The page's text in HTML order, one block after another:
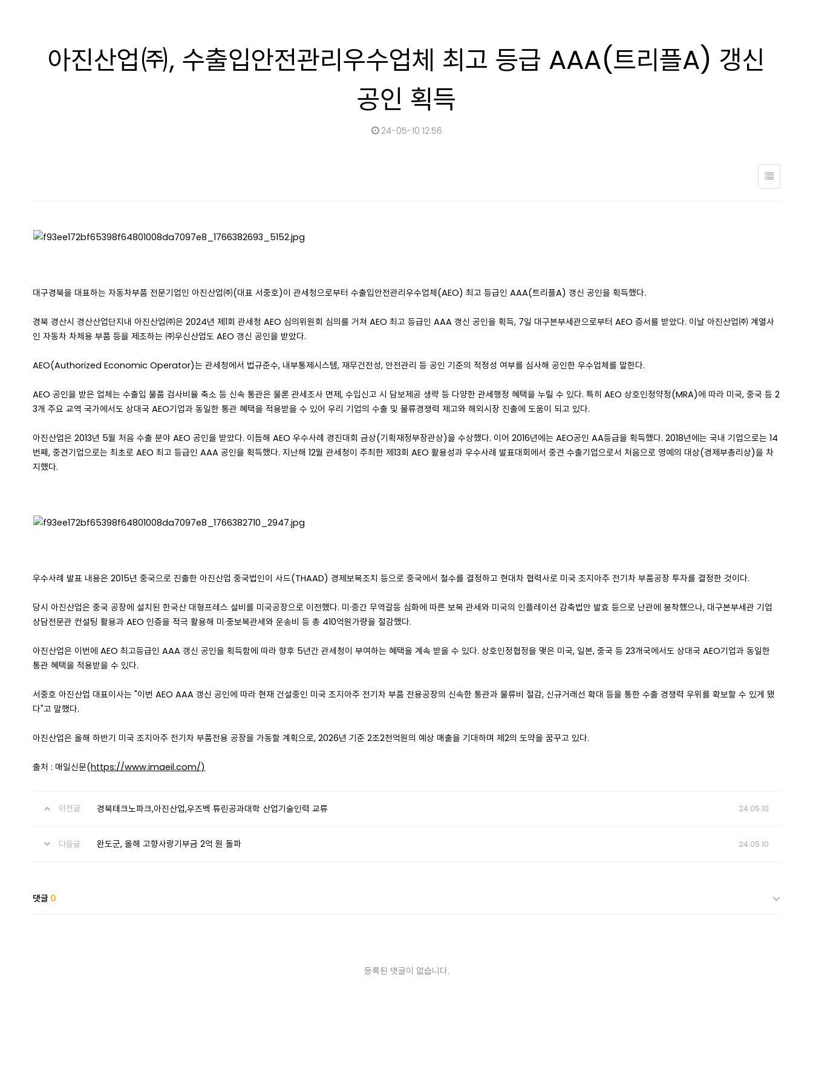
아진산업㈜, 수출입안전관리우수업체 최고 등급 AAA(트리플A) 갱신
공인 획득
24-05-10 12:56
대구경북을 대표하는 자동차부품 전문기업인 아진산업㈜(대표 서중호)이 관세청으로부터 수출입안전관리우수업체(AEO) 최고 등급인 AAA(트리플A) 갱신 공인을 획득했다.
경북 경산시 경산산업단지내 아진산업㈜은 2024년 제1회 관세청 AEO 심의위원회 심의를 거쳐 AEO 최고 등급인 AAA 갱신 공인을 획득, 7일 대구본부세관으로부터 AEO 증서를 받았다. 이날 아진산업㈜ 계열사
인 자동차 차체용 부품 등을 제조하는 ㈜우신산업도 AEO 갱신 공인을 받았다.
AEO(Authorized Economic Operator)는 관세청에서 법규준수, 내부통제시스템, 재무건전성, 안전관리 등 공인 기준의 적정성 여부를 심사해 공인한 우수업체를 말한다.
AEO 공인을 받은 업체는 수출입 물품 검사비율 축소 등 신속 통관은 물론 관세조사 면제, 수입신고 시 담보제공 생략 등 다양한 관세행정 혜택을 누릴 수 있다. 특히 AEO 상호인정약정(MRA)에 따라 미국, 중국 등 2
3개 주요 교역 국가에서도 상대국 AEO기업과 동일한 통관 혜택을 적용받을 수 있어 우리 기업의 수출 및 물류경쟁력 제고와 해외시장 진출에 도움이 되고 있다.
아진산업은 2013년 5월 처음 수출 분야 AEO 공인을 받았다. 이듬해 AEO 우수사례 경진대회 금상(기획재정부장관상)을 수상했다. 이어 2016년에는 AEO공인 AA등급을 획득했다. 2018년에는 국내 기업으로는 14
번째, 중견기업으로는 최초로 AEO 최고 등급인 AAA 공인을 획득했다. 지난해 12월 관세청이 주최한 제13회 AEO 활용성과 우수사례 발표대회에서 중견 수출기업으로서 처음으로 영예의 대상(경제부총리상)을 차
지했다.
우수사례 발표 내용은 2015년 중국으로 진출한 아진산업 중국법인이 사드(THAAD) 경제보복조치 등으로 중국에서 철수를 결정하고 현대차 협력사로 미국 조지아주 전기차 부품공장 투자를 결정한 것이다.
당시 아진산업은 중국 공장에 설치된 한국산 대형프레스 설비를 미국공장으로 이전했다. 미·중간 무역갈등 심화에 따른 보복 관세와 미국의 인플레이션 감축법안 발효 등으로 난관에 봉착했으나, 대구본부세관 기업
상담전문관 컨설팅 활용과 AEO 인증을 적극 활용해 미·중보복관세와 운송비 등 총 410억원가량을 절감했다.
아진산업은 이번에 AEO 최고등급인 AAA 갱신 공인을 획득함에 따라 향후 5년간 관세청이 부여하는 혜택을 계속 받을 수 있다. 상호인정협정을 맺은 미국, 일본, 중국 등 23개국에서도 상대국 AEO기업과 동일한
통관 혜택을 적용받을 수 있다.
서중호 아진산업 대표이사는 "이번 AEO AAA 갱신 공인에 따라 현재 건설중인 미국 조지아주 전기차 부품 전용공장의 신속한 통관과 물류비 절감, 신규거래선 확대 등을 통한 수출 경쟁력 우위를 확보할 수 있게 됐
다"고 말했다.
아진산업은 올해 하반기 미국 조지아주 전기차 부품전용 공장을 가동할 계획으로, 2026년 기준 2조2천억원의 예상 매출을 기대하며 제2의 도약을 꿈꾸고 있다.
출처 : 매일신문(https://www.imaeil.com/)
이전글 경북테크노파크,아진산업,우즈벡 튜린공과대학 산업기술인력 교류 24.05.10
다음글 완도군, 올해 고향사랑기부금 2억 원 돌파 24.05.10
댓글 0
등록된 댓글이 없습니다.